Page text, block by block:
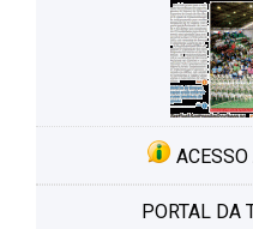
ACESSO
PORTAL DA